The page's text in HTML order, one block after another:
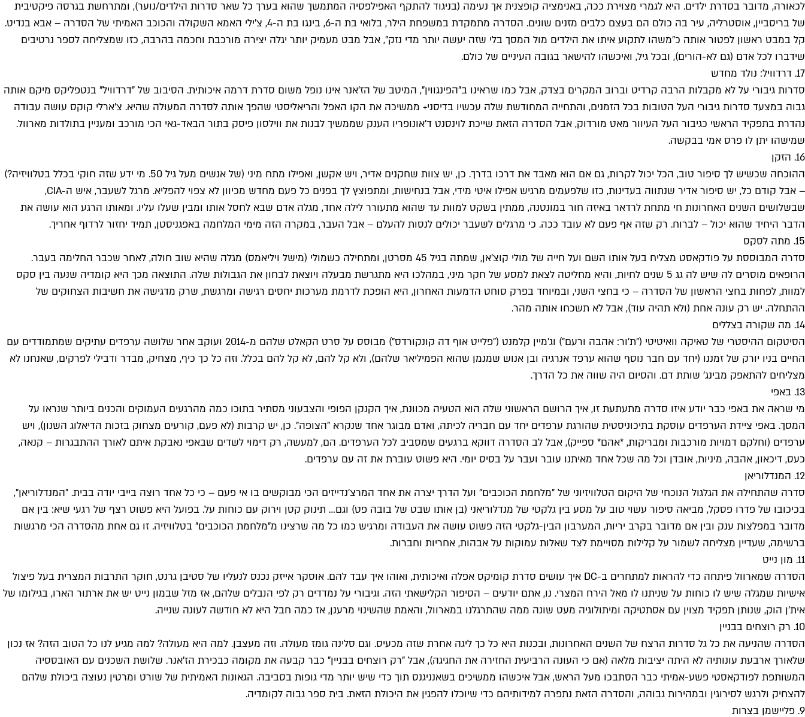
לכאורה, מדובר בסדרת ילדים. היא לגמרי מצוירת ככה, באנימציה קופצנית אך נעימה (בניגוד להתקף האפילפסיה המתמשך שהוא בערך כל שאר סדרות הילדים/נוער), ומתרחשת בגרסה פיקטיבית
של בריסביין, אוסטרליה, עיר בה כולם הם בעצם כלבים מזנים שונים. הסדרה מתמקדת במשפחת הילר, בלואי בת ה-6, בינגו בת ה-4, צ'ילי האמא השקולה והכוכב האמיתי של הסדרה – אבא בנדיט.
קל במבט ראשון לפטור אותה כ"משהו לתקוע איתו את הילדים מול המסך בלי שזה יעשה יותר מדי נזק", אבל מבט מעמיק יותר יגלה יצירה מורכבת וחכמה בהרבה, כזו שמצליחה לספר נרטיבים
שידברו לכל אדם (גם לא-הורים), ובכל גיל, ואיכשהו להישאר בגובה העיניים של כולם.
17. דרדוויל: נולד מחדש
סדרות גיבורי על לא מקבלות הרבה קרדיט וברוב המקרים בצדק, אבל כמו שראינו ב"הפינגווין", המיטב של הז'אנר אינו נופל משום סדרת דרמה איכותית. הסיבוב של "דרדוויל" בנטפליקס מיקם אותה
גבוה במצעד סדרות גיבורי העל הטובות בכל הזמנים, והתחייה המחודשת שלה עכשיו בדיסני+ ממשיכה את הקו האפל והריאליסטי שהפך אותה לסדרה המעולה שהיא. צ'ארלי קוקס עושה עבודה
נהדרת בתפקיד הראשי כגיבור העל העיוור מאט מורדוק, אבל הסדרה הזאת שייכת לוינסנט ד'אונופריו הענק שממשיך לבנות את ווילסון פיסק בתור הבאד-גאי הכי מורכב ומעניין בתולדות מארוול.
שמישהו יתן לו פרס אמי בבקשה.
16. הזקן
ההוכחה שכשיש לך סיפור טוב, הכל יכול לקרות, גם אם הוא מאבד את דרכו בדרך. כן, יש צוות שחקנים אדיר, ויש אקשן, ואפילו מתח מיני (של אנשים מעל גיל 50. מי ידע שזה חוקי בכלל בטלוויזיה?)
– אבל קודם כל, יש סיפור אדיר שנתווה בעדינות, כזו שלפעמים מרגיש אפילו איטי מידי, אבל בנחישות, ומתפוצץ לך בפנים כל פעם מחדש מכיוון לא צפוי להפליא. מרגל לשעבר, איש ה-CIA,
שבשלושים השנים האחרונות חי מתחת לרדאר באיזה חור במונטנה, ממתין בשקט למוות עד שהוא מתעורר לילה אחד, מגלה אדם שבא לחסל אותו ומבין שעלו עליו. ומאותו הרגע הוא עושה את
הדבר היחיד שהוא יכול – לברוח. רק שזה אף פעם לא עובד ככה. כי מרגלים לשעבר יכולים לנסות להעלם – אבל העבר, במקרה הזה מימי המלחמה באפגניסטן, תמיד יחזור לרדוף אחריך.
15. מתה לסקס
סדרה המבוססת על פודקאסט מצליח בעל אותו השם ועל חייה של מולי קוצ'אן, שמתה בגיל 45 מסרטן, ומתחילה כשמולי (מישל ויליאמס) מגלה שהיא שוב חולה, לאחר שכבר החלימה בעבר.
הרופאים מוסרים לה שיש לה גג 5 שנים לחיות, והיא מחליטה לצאת למסע של חקר מיני, במהלכו היא מתגרשת מבעלה ויוצאת לבחון את הגבולות שלה. התוצאה מכך היא קומדיה שנעה בין סקס
למוות, לפחות בחצי הראשון של הסדרה – כי בחצי השני, ובמיוחד בפרק סוחט הדמעות האחרון, היא הופכת לדרמת מערכות יחסים רגישה ומרגשת, שרק מדגישה את חשיבות הצחוקים של
ההתחלה. יש רק עונה אחת (ולא תהיה עוד), אבל לא תשכחו אותה מהר.
14. מה שקורה בצללים
הסיטקום ההיסטרי של טאיקה וואיטיטי ("ת'ור: אהבה ורעם") וג'מיין קלמנט ("פלייט אוף דה קונקורדס") מבוסס על סרט הקאלט שלהם מ-2014 ועוקב אחר שלושה ערפדים עתיקים שמתמודדים עם
החיים בניו יורק של זמננו (יחד עם חבר נוסף שהוא ערפד אנרגיה ובן אנוש שמנמן שהוא הפמיליאר שלהם), ולא קל להם, לא קל להם בכלל. וזה כל כך כיף, מצחיק, מבדר ודבילי לפרקים, שאנחנו לא
מצליחים להתאפק מבינג' שותת דם. והסיום היה שווה את כל הדרך.
13. באפי
מי שראה את באפי כבר יודע איזו סדרה מתעתעת זו, איך הרושם הראשוני שלה הוא הטעיה מכוונת, איך הקנקן הפופי והצבעוני מסתיר בתוכו כמה מהרגעים העמוקים והכנים ביותר שנראו על
המסך. באפי ציידת הערפדים עוסקת בתיכוניסטית שהורגת ערפדים יחד עם חבריה לכיתה, ואדם מבוגר אחד שנקרא "הצופה". כן, יש קרבות (לא פעם, קורעים מצחוק בזכות הדיאלוג השנון), ויש
ערפדים (וחלקם דמויות מורכבות ומבריקות, *אהם* ספייק), אבל לב הסדרה דווקא ברגעים שמסביב לכל הערפדים. הם, למעשה, רק דימוי לשדים שבאפי נאבקת איתם לאורך ההתבגרות – קנאה,
כעס, דיכאון, אהבה, מיניות, אובדן וכל מה שכל אחד מאיתנו עובר ועבר על בסיס יומי. היא פשוט עוברת את זה עם ערפדים.
12. המנדלוריאן
סדרה שהתחילה את הגלגול הנוכחי של היקום הטלוויזיוני של "מלחמת הכוכבים" ועל הדרך יצרה את אחד המרצ'נדייזים הכי מבוקשים בו אי פעם – כי כל אחד רוצה בייבי יודה בבית. "המנדלוריאן",
בכיכובו של פדרו פסקל, מביאה סיפור עשוי טוב על מסע בין גלקטי של מנדלוריאני (בן אותו שבט של בובה פט) וגם… תינוק קטן וירוק עם כוחות על. בפועל היא פשוט רצף של רגעי שיא: בין אם
מדובר במפלצות ענק ובין אם מדובר בקרב יריות, המערבון הבין-גלקטי הזה פשוט עושה את העבודה ומרגיש כמו כל מה שרצינו מ"מלחמת הכוכבים" בטלוויזיה. זו גם אחת מהסדרה הכי מרגשות
ברשימה, שעדיין מצליחה לשמור על קלילות מסויימת לצד שאלות עמוקות על אבהות, אחריות וחברות.
11. מון נייט
הסדרה שמארוול פיתחה כדי להראות למתחרים ב-DC איך עושים סדרת קומיקס אפלה ואיכותית, ואוהו איך עבד להם. אוסקר אייזק נכנס לנעליו של סטיבן גרנט, חוקר התרבות המצרית בעל פיצול
אישיות שמגלה שיש לו כוחות על שניתנו לו מאל הירח המצרי. נו, אתם יודעים – הסיפור הקלישאתי הזה. וגיבורי על נמדדים רק לפי הנבלים שלהם, אז מזל שבמון נייט יש את ארתור הארו, בגילומו של
אית'ן הוק, שנותן תפקיד מצוין עם אסתטיקה ומיתולוגיה מעט שונה ממה שהתרגלנו במארוול, והאמת שהשינוי מרענן, אז כמה חבל היא לא חודשה לעונה שנייה.
10. רק רוצחים בבניין
הסדרה שהניעה את כל גל סדרות הרצח של השנים האחרונות, ובכנות היא כל כך ליגה אחרת שזה מכעיס. וגם סלינה גומז מעולה. וזה מעצבן. למה היא מעולה? למה מגיע לנו כל הטוב הזה? אז נכון
שלאורך ארבעת עונותיה לא היתה יציבות מלאה (אם כי העונה הרביעית החזירה את החגיגה), אבל "רק רוצחים בבניין" כבר קבעה את מקומה כבכירת הז'אנר. שלושת השכנים עם האובססיה
המשותפת לפודקאסטי פשע-אמיתי כבר הסתבכו מעל הראש, אבל איכשהו ממשיכים בשאנניגנס תוך כדי שיש יותר מדי גופות בסביבה. הגאונות האמיתית של שורט ומרטין נעוצה ביכולת שלהם
להצחיק ולרגש לסירוגין ובמהירות גבוהה, והסדרה הזאת נתפרה למידותיהם כדי שיוכלו להפגין את היכולת הזאת. בית ספר גבוה לקומדיה.
9. פליישמן בצרות